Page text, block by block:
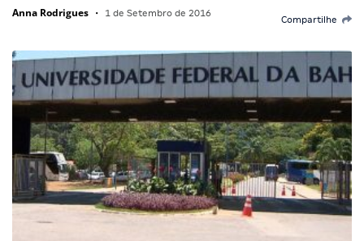
Anna Rodrigues • 1 de Setembro de 2016
Compartilhe